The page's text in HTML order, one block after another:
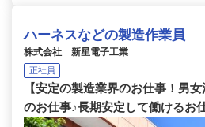
ハーネスなどの製造作業員
株式会社 新星電子工業
正社員
【安定の製造業界のお仕事！男
のお仕事♪長期安定して働けるお